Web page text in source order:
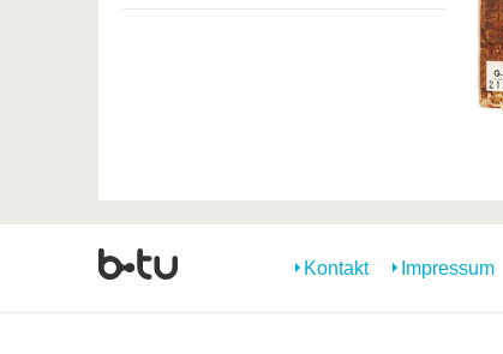
Kontakt Impressum